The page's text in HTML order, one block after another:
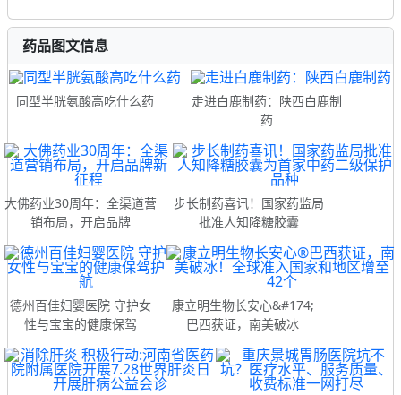
药品图文信息
同型半胱氨酸高吃什么药
走进白鹿制药：陕西白鹿制
药
大佛药业30周年：全渠道营
销布局，开启品牌
步长制药喜讯！国家药监局
批准人知降糖胶囊
德州百佳妇婴医院 守护女
性与宝宝的健康保驾
康立明生物长安心&#174;
巴西获证，南美破冰